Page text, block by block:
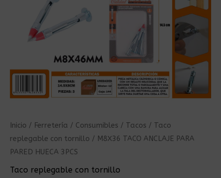
Inicio / Ferretería / Consumibles / Tacos / Taco
replegable con tornillo / M8X36 TACO ANCLAJE PARA
PARED HUECA 3PCS
Taco replegable con tornillo